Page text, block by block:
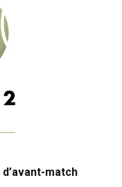
match